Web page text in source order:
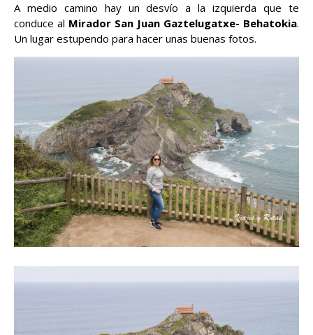
A medio camino hay un desvío a la izquierda que te
conduce al Mirador San Juan Gaztelugatxe- Behatokia.
Un lugar estupendo para hacer unas buenas fotos.